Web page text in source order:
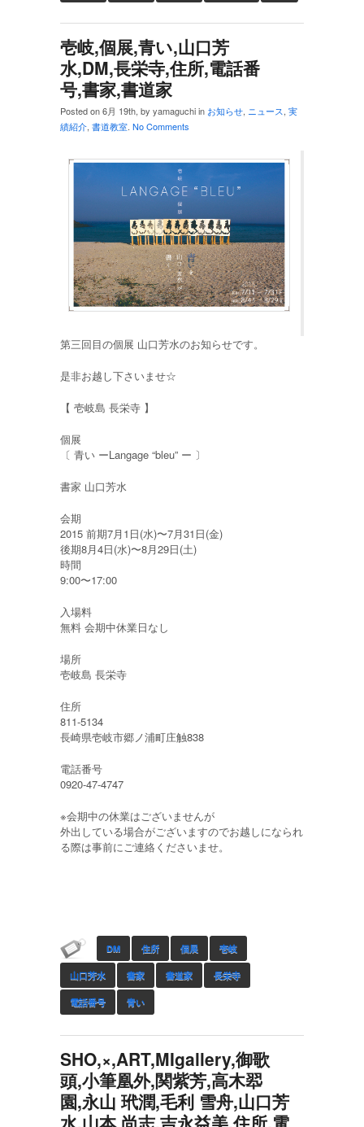
壱岐,個展,青い,山口芳
水,DM,長栄寺,住所,電話番
号,書家,書道家
Posted on 6月 19th, by yamaguchi in お知らせ, ニュース, 実
績紹介, 書道教室. No Comments
第三回目の個展 山口芳水のお知らせです。
是非お越し下さいませ☆
【 壱岐島 長栄寺 】
個展
〔 青い ーLangage “bleu” ー 〕
書家 山口芳水
会期
2015 前期7月1日(水)〜7月31日(金)
後期8月4日(水)〜8月29日(土)
時間
9:00〜17:00
入場料
無料 会期中休業日なし
場所
壱岐島 長栄寺
住所
811-5134
長崎県壱岐市郷ノ浦町庄触838
電話番号
0920-47-4747
※会期中の休業はございませんが
外出している場合がございますのでお越しになられ
る際は事前にご連絡くださいませ。
DM 住所 個展 壱岐
山口芳水 書家 書道家 長栄寺
電話番号 青い
SHO,×,ART,MIgallery,御歌
頭,小筆凰外,関紫芳,高木翆
園,永山 玳潤,毛利 雪舟,山口芳